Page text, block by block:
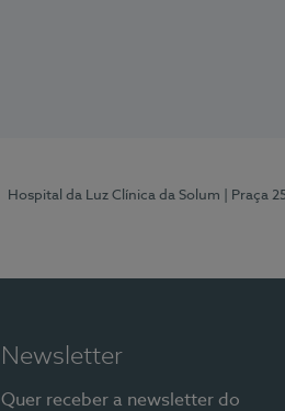
Hospital da Luz Clínica da Solum | Praça
Newsletter
Quer receber a newsletter do